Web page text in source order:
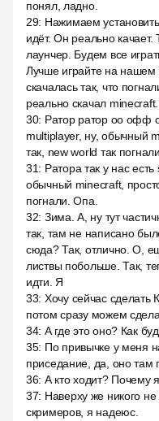
понял, ладно.
29: Нажимаем
идёт. Он реально качает.
лаунчер. Будем все
Лучше играйте на нашем
скачалась так, что
реально скачал minecraft.
30: Ратор ратор оо офф
multiplayer, ну, обычный
так, new world так погнали.
31: Ратора так у нас
обычный minecraft,
погнали. Опа.
32: Зима. А, ну тут
так, там не написано
сюда? Так, отлично. О,
листвы побольше. Так,
идти. Я
33: Хочу сейчас сделать
потом сразу можем
34: А где это оно? Как
35: По привычке у меня
приседание, да, оно там
36: А кто ходит? Почему
37: Наверху же никого
скримеров, я надеюс.